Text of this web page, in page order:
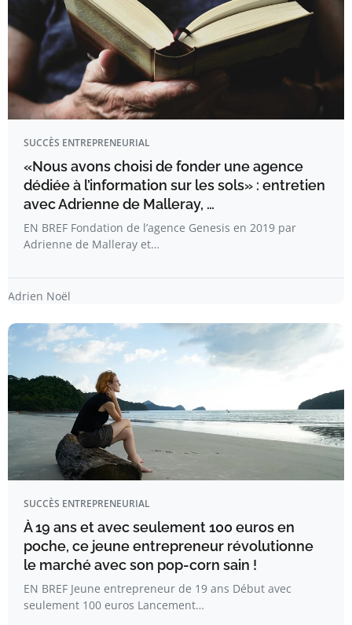
SUCCÈS ENTREPRENEURIAL
«Nous avons choisi de fonder une agence
dédiée à l’information sur les sols» : entretien
avec Adrienne de Malleray, …
EN BREF Fondation de l’agence Genesis en 2019 par
Adrienne de Malleray et…
Adrien Noël
SUCCÈS ENTREPRENEURIAL
À 19 ans et avec seulement 100 euros en
poche, ce jeune entrepreneur révolutionne
le marché avec son pop-corn sain !
EN BREF Jeune entrepreneur de 19 ans Début avec
seulement 100 euros Lancement…